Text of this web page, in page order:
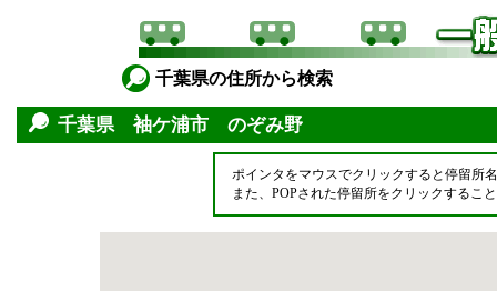
千葉県の住所から検索
千葉県 袖ケ浦市 のぞみ野
ポインタをマウスでクリックすると停留所
また、POPされた停留所をクリックするこ